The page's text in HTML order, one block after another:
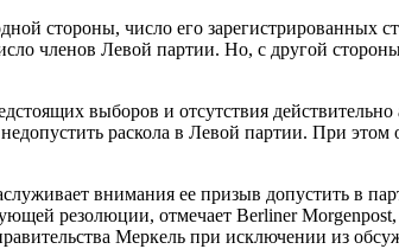
стороны, число его зарегистрированных
членов Левой партии. Но, с другой
выборов и отсутствия
раскола в Левой партии. При
внимания ее призыв допустить в
резолюции, отмечает Berliner
Меркель при исключении из